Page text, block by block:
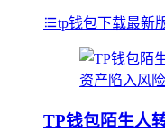
tp钱包下载最新
TP钱包陌生人